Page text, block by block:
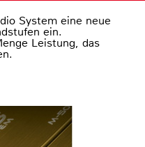
System eine neue
ein.
Leistung, das